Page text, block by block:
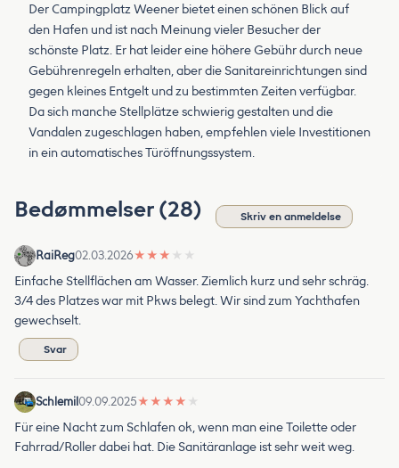
Der Campingplatz Weener bietet einen schönen Blick auf
den Hafen und ist nach Meinung vieler Besucher der
schönste Platz. Er hat leider eine höhere Gebühr durch neue
Gebührenregeln erhalten, aber die Sanitareinrichtungen sind
gegen kleines Entgelt und zu bestimmten Zeiten verfügbar.
Da sich manche Stellplätze schwierig gestalten und die
Vandalen zugeschlagen haben, empfehlen viele Investitionen
in ein automatisches Türöffnungssystem.
Bedømmelser (28) Skriv en anmeldelse
RaiReg02.03.2026★ ★ ★ ★ ★
Einfache Stellflächen am Wasser. Ziemlich kurz und sehr schräg.
3/4 des Platzes war mit Pkws belegt. Wir sind zum Yachthafen
gewechselt.
Svar
Schlemil09.09.2025★ ★ ★ ★ ★
Für eine Nacht zum Schlafen ok, wenn man eine Toilette oder
Fahrrad/Roller dabei hat. Die Sanitäranlage ist sehr weit weg.